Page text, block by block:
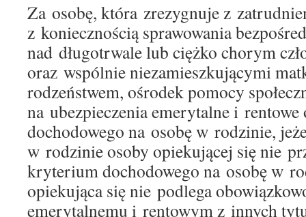
Za osobę, która zrezygnuje z
z koniecznością sprawowania
nad długotrwale lub ciężko chorym
oraz wspólnie niezamieszkującymi
rodzeństwem, ośrodek pomocy
na ubezpieczenia emerytalne i
dochodowego na osobę w rodzinie,
w rodzinie osoby opiekującej się nie
kryterium dochodowego na osobę w
opiekująca się nie podlega
emerytalnemu i rentowym z innych